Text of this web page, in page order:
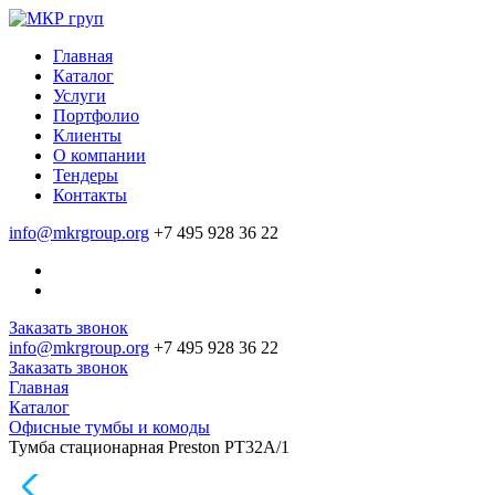
Главная
Каталог
Услуги
Портфолио
Клиенты
О компании
Тендеры
Контакты
info@mkrgroup.org +7 495 928 36 22
Заказать звонок
info@mkrgroup.org +7 495 928 36 22
Заказать звонок
Главная
Каталог
Офисные тумбы и комоды
Тумба стационарная Preston PT32A/1